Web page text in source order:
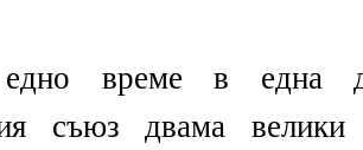
време в една
съюз двама